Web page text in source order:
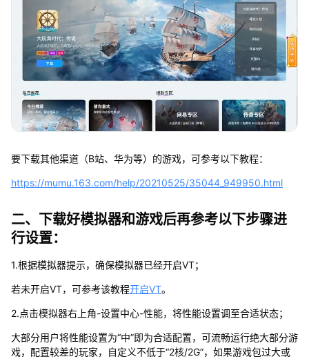
要下载其他渠道（B站、华为等）的游戏，可参考以下教程：
https://mumu.163.com/help/20210525/35044_949950.html
二、下载好模拟器和游戏后再参考以下步骤进
行设置：
1.根据模拟器提示，确保模拟器已经开启VT；
若未开启VT，可参考该教程开启VT。
2.点击模拟器右上角-设置中心-性能，将性能设置调至合适状态；
大部分用户将性能设置为“中”即为合适配置，可流畅运行绝大部分游
戏，配置较差的玩家，自定义不低于“2核/2G”，如果游戏包过大或